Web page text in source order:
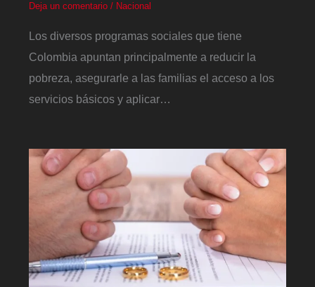
Deja un comentario / Nacional
Los diversos programas sociales que tiene
Colombia apuntan principalmente a reducir la
pobreza, asegurarle a las familias el acceso a los
servicios básicos y aplicar…